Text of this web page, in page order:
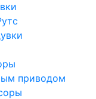
приводом